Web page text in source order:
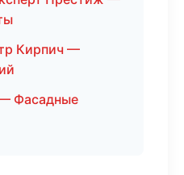
Кирпич —
Фасадные